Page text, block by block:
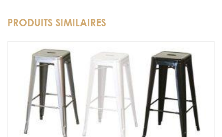
PRODUITS SIMILAIRES